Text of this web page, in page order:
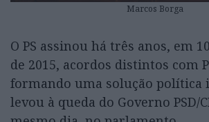
Marcos Borga
O PS assinou há três anos, em
de 2015, acordos distintos com
formando uma solução política
levou à queda do Governo PSD/